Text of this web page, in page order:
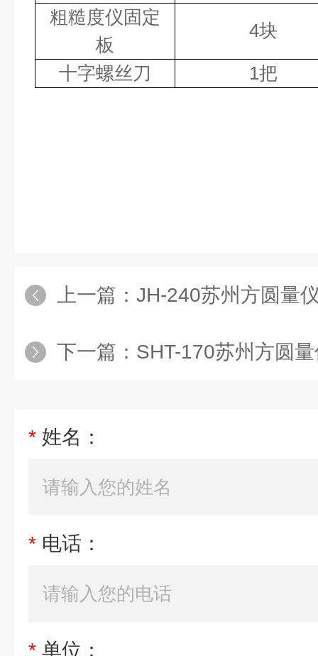
粗糙度仪固定
板
4块
十字螺丝刀
1把
上一篇： JH-240苏州方圆量仪
下一篇： SHT-170苏州方圆
* 姓名：
* 电话：
* 单位：